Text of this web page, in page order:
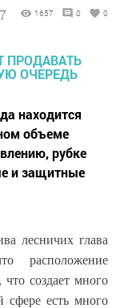
1657 0 0
находится
объеме
рубке
и защитные
лесничих глава
расположение
создает много
сфере есть много